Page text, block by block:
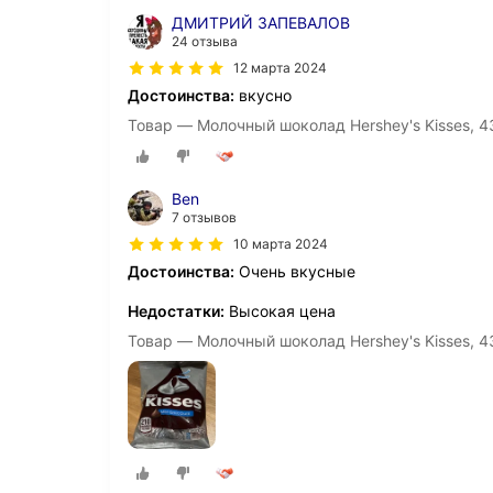
ДМИТРИЙ ЗАПЕВАЛОВ
24 отзыва
12 марта 2024
Достоинства: вкусно
Товар — Молочный шоколад Hershey's Kisses,
Ben
7 отзывов
10 марта 2024
Достоинства: Очень вкусные
Недостатки: Высокая цена
Товар — Молочный шоколад Hershey's Kisses,